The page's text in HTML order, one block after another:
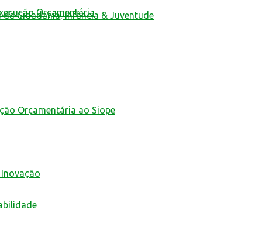
Orçamentária
Cidadania, Infância & Juventude
Orçamentária ao Siope